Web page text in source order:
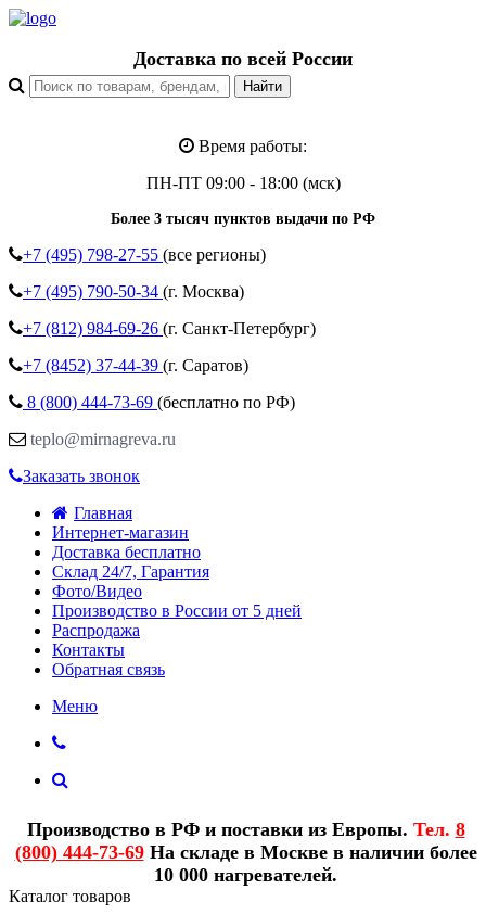
Доставка по всей России
Время работы:
ПН-ПТ 09:00 - 18:00 (мск)
Более 3 тысяч пунктов выдачи по РФ
+7 (495) 798-27-55 (все регионы)
+7 (495) 790-50-34 (г. Москва)
+7 (812) 984-69-26 (г. Санкт-Петербург)
+7 (8452) 37-44-39 (г. Саратов)
8 (800) 444-73-69 (бесплатно по РФ)
teplo@mirnagreva.ru
Заказать звонок
Главная
Интернет-магазин
Доставка бесплатно
Склад 24/7, Гарантия
Фото/Видео
Производство в России от 5 дней
Распродажа
Контакты
Обратная связь
Меню
Производство в РФ и поставки из Европы. Тел. 8
(800) 444-73-69На складе в Москве в наличии более
10 000 нагревателей.
Каталог товаров